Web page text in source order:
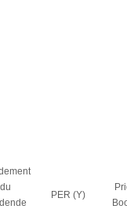
du
PER (Y)